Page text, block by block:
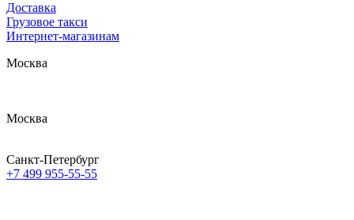
Доставка
Грузовое такси
Интернет-магазинам
Москва
Москва
Санкт-Петербург
+7 499 955-55-55